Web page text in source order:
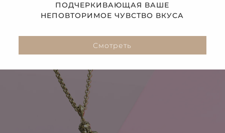
ПОДЧЕРКИВАЮЩАЯ ВАШЕ
НЕПОВТОРИМОЕ ЧУВСТВО ВКУСА
Смотреть